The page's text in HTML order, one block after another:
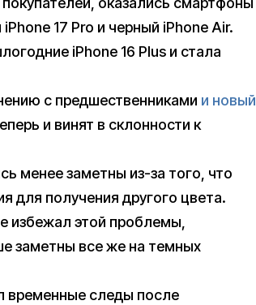
17 Pro и черный iPhone Air.
iPhone 16 Plus и стала
с предшественниками и новый
и винят в склонности к
менее заметны из-за того, что
для получения другого цвета.
избежал этой проблемы,
заметны все же на темных
временные следы после